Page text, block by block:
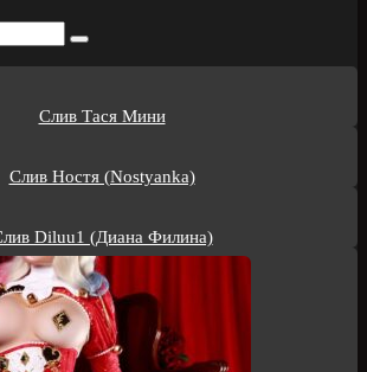
Слив Тася Мини
Слив Ностя (Nostyanka)
Diluu1 (Диана Филина)